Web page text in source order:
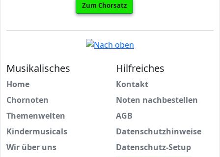
Zum Chorsatz
Musikalisches
Home
Chornoten
Themenwelten
Kindermusicals
Wir über uns
Hilfreiches
Kontakt
Noten nachbestellen
AGB
Datenschutzhinweise
Datenschutz-Setup